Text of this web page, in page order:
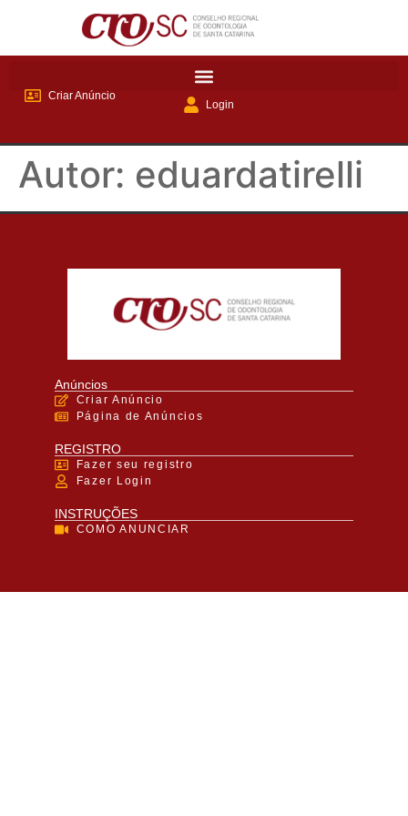
Criar Anúncio
Login
Autor: eduardatirelli
Anúncios
Criar Anúncio
Página de Anúncios
REGISTRO
Fazer seu registro
Fazer Login
INSTRUÇÕES
COMO ANUNCIAR